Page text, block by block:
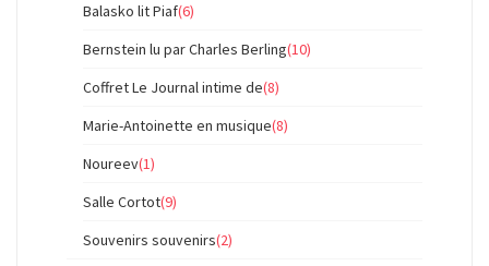
Balasko lit Piaf(6)
Bernstein lu par Charles Berling(10)
Coffret Le Journal intime de(8)
Marie-Antoinette en musique(8)
Noureev(1)
Salle Cortot(9)
Souvenirs souvenirs(2)